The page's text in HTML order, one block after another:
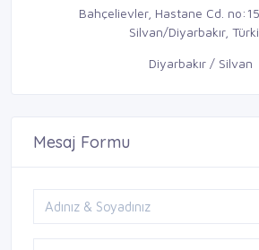
Bahçelievler, Hastane Cd.
Silvan/Diyarbakır,
Diyarbakır / Silvan
Mesaj Formu